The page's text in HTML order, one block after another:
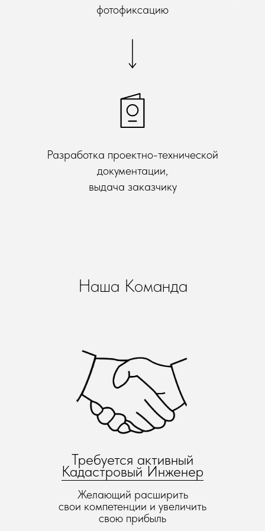
фотофиксацию
Разработка проектно-технической
документации,
выдача заказчику
Наша Команда
Требуется активный
Кадастровый Инженер
Желающий расширить
свои компетенции и увеличить
свою прибыль